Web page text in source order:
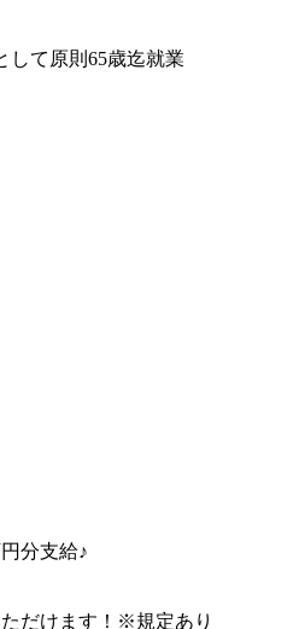
て原則65歳迄就業
分支給♪
だけます！※規定あり